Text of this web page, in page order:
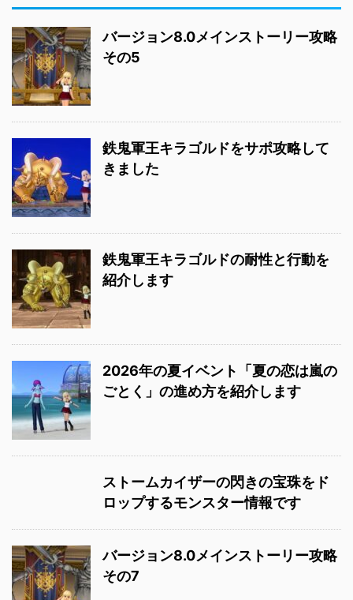
バージョン8.0メインストーリー攻略
その5
鉄鬼軍王キラゴルドをサポ攻略して
きました
鉄鬼軍王キラゴルドの耐性と行動を
紹介します
2026年の夏イベント「夏の恋は嵐の
ごとく」の進め方を紹介します
ストームカイザーの閃きの宝珠をド
ロップするモンスター情報です
バージョン8.0メインストーリー攻略
その7